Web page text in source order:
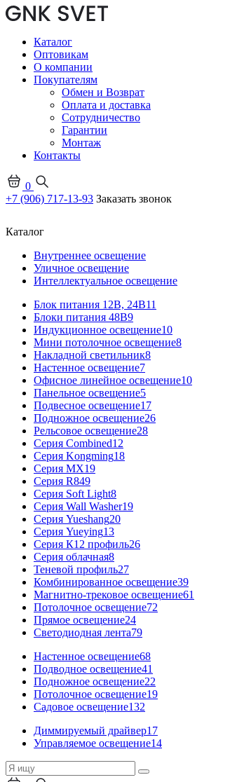
Каталог
Оптовикам
О компании
Покупателям
Обмен и Возврат
Оплата и доставка
Сотрудничество
Гарантии
Монтаж
Контакты
0
+7 (906) 717-13-93 Заказать звонок
Каталог
Внутреннее освещение
Уличное освещение
Интеллектуальное освещение
Блок питания 12В, 24В11
Блоки питания 48В9
Индукционное освещение10
Мини потолочное освещение8
Накладной светильник8
Настенное освещение7
Офисное линейное освещение10
Панельное освещение5
Подвесное освещение17
Подножное освещение26
Рельсовое освещение28
Серия Combined12
Серия Kongming18
Серия MX19
Серия R849
Серия Soft Light8
Серия Wall Washer19
Серия Yueshang20
Серия Yueying13
Серия К12 профиль26
Серия облачная8
Теневой профиль27
Комбинированное освещение39
Магнитно-трековое освещение61
Потолочное освещение72
Прямое освещение24
Светодиодная лента79
Настенное освещение68
Подводное освещение41
Подножное освещение22
Потолочное освещение19
Садовое освещение132
Диммируемый драйвер17
Управляемое освещение14